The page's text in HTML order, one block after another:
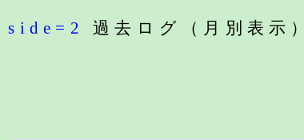
side=2 過去ログ（月別表示）